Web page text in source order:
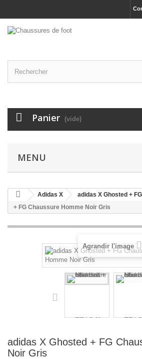
Panier (vide)
MENU
Adidas X adidas X Ghosted + FG
+ FG Chaussure Homme Noir Gris
Agrandir l'image
adidas X Ghosted + FG
Noir Gris